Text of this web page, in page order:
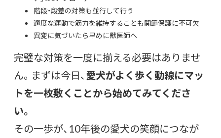
階段・段差の対策も並行して行う
適度な運動で筋力を維持することも関節保護に不可欠
異変に気づいたら早めに獣医師へ
完璧な対策を一度に揃える必要はありませ
ん。まずは今日、愛犬がよく歩く動線にマッ
トを一枚敷くことから始めてみてくださ
い。
その一歩が、10年後の愛犬の笑顔につなが